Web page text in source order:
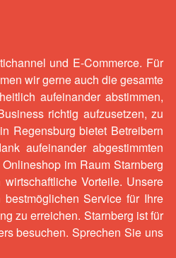
und E-Commerce. Für
wir gerne auch die gesamte
aufeinander abstimmen,
richtig aufzusetzen, zu
in Regensburg bietet Betreibern
aufeinander abgestimmten
im Raum Starnberg
Vorteile. Unsere
Service für Ihre
zu erreichen. Starnberg ist für
besuchen. Sprechen Sie uns